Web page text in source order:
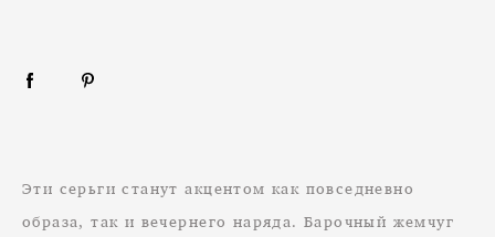
Эти серьги станут акцентом как повседневно
образа, так и вечернего наряда. Барочный жемчуг